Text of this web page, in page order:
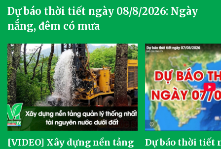
Dự báo thời tiết ngày 08/8/2026: Ngày
nắng, đêm có mưa
[VIDEO] Xây dựng nền tảng
Dự báo thời tiết